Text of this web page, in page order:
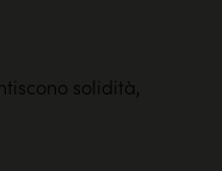
solidità,